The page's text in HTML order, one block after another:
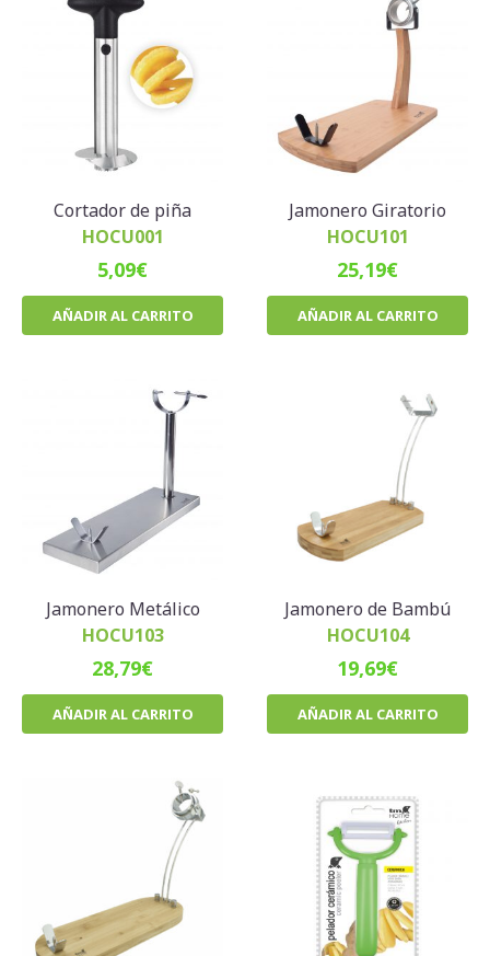
Cortador de piña
HOCU001
5,09€
AÑADIR AL CARRITO
Jamonero Giratorio
HOCU101
25,19€
AÑADIR AL CARRITO
Jamonero Metálico
HOCU103
28,79€
AÑADIR AL CARRITO
Jamonero de Bambú
HOCU104
19,69€
AÑADIR AL CARRITO